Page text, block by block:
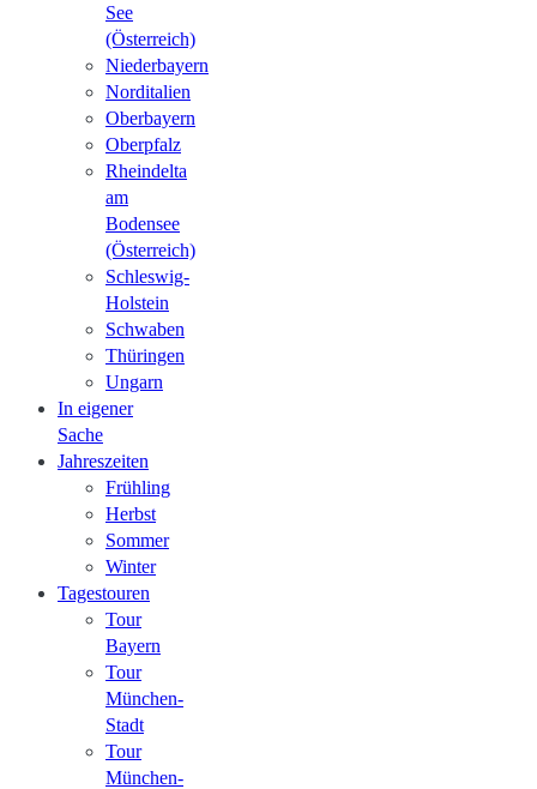
See
(Österreich)
Niederbayern
Norditalien
Oberbayern
Oberpfalz
Rheindelta
am
Bodensee
(Österreich)
Schleswig-
Holstein
Schwaben
Thüringen
Ungarn
In eigener
Sache
Jahreszeiten
Frühling
Herbst
Sommer
Winter
Tagestouren
Tour
Bayern
Tour
München-
Stadt
Tour
München-